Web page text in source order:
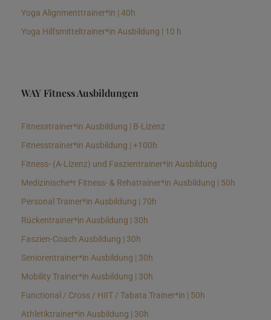
Yoga Alignmenttrainer*in | 40h
Yoga Hilfsmitteltrainer*in Ausbildung | 10 h
WAY Fitness Ausbildungen
Fitnesstrainer*in Ausbildung | B-Lizenz
Fitnesstrainer*in Ausbildung | +100h
Fitness- (A-Lizenz) und Faszientrainer*in Ausbildung
Medizinische*r Fitness- & Rehatrainer*in Ausbildung | 50h
Personal Trainer*in Ausbildung | 70h
Rückentrainer*in Ausbildung | 30h
Faszien-Coach Ausbildung | 30h
Seniorentrainer*in Ausbildung | 30h
Mobility Trainer*in Ausbildung | 30h
Functional / Cross / HIIT / Tabata Trainer*in | 50h
Athletiktrainer*in Ausbildung | 30h